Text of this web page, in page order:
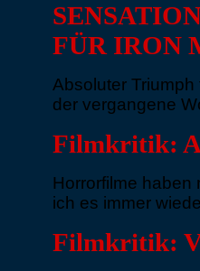
FÜR IRON
Absoluter
der vergangene
Filmkritik:
Horrorfilme haben
ich es immer
Filmkritik: